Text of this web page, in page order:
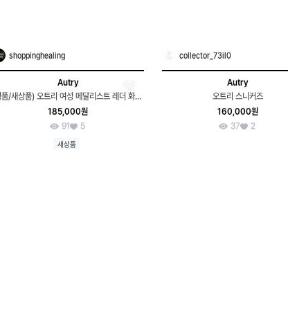
shoppinghealing
Autry
(정품/새상품) 오트리 여성 메달리스트 레더 화이트/핑크탭 로우탑
185,000원
91
5
새상품
collector_73il0
Autry
오트리 스니커즈
160,000원
37
2